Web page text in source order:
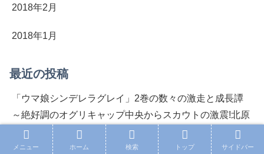
2018年2月
2018年1月
最近の投稿
「ウマ娘シンデレラグレイ」2巻の数々の激走と成長譚
～絶好調のオグリキャップ中央からスカウトの激震!北原
との約束も満点回答で自ら中央行き宣言…序章カサマツ
篇 完～おまけ記事あり☆
メニュー ホーム 検索 トップ サイドバー